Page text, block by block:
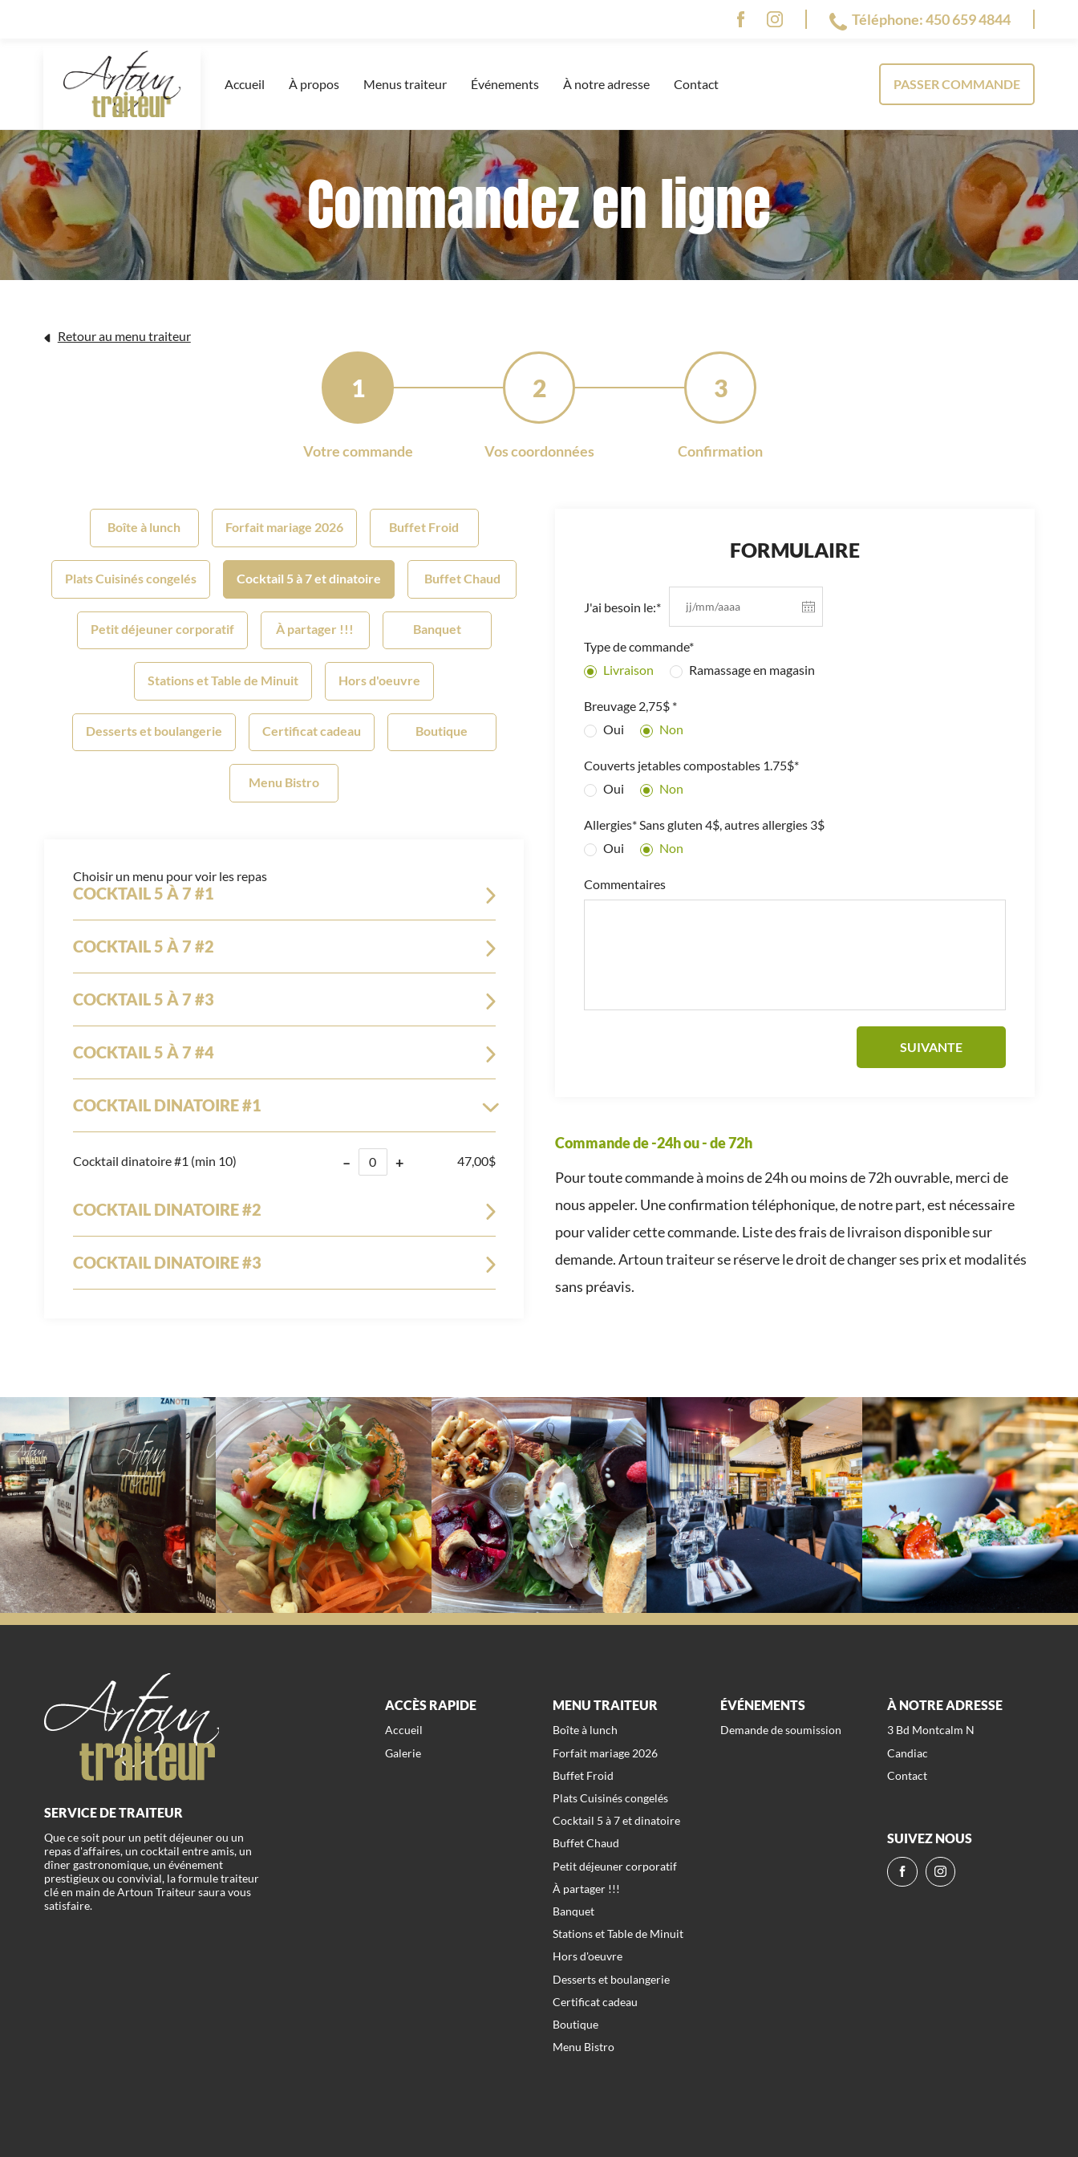
Téléphone:450 659 4844
Accueil À propos Menus traiteur Événements À notre adresse Contact PASSER COMMANDE
Commandez en ligne
Retour au menu traiteur
1
Votre commande
2
Vos coordonnées
3
Confirmation
Boîte à lunch Forfait mariage 2026 Buffet Froid
Plats Cuisinés congelés Cocktail 5 à 7 et dinatoire Buffet Chaud
Petit déjeuner corporatif À partager !!! Banquet
Stations et Table de Minuit Hors d'oeuvre
Desserts et boulangerie Certificat cadeau Boutique
Menu Bistro
Choisir un menu pour voir les repas
COCKTAIL 5 À 7 #1
COCKTAIL 5 À 7 #2
COCKTAIL 5 À 7 #3
COCKTAIL 5 À 7 #4
COCKTAIL DINATOIRE #1
Cocktail dinatoire #1 (min 10) – + 47,00$
COCKTAIL DINATOIRE #2
COCKTAIL DINATOIRE #3
FORMULAIRE
J'ai besoin le:*
Type de commande*
Livraison
Ramassage en magasin
Breuvage 2,75$ *
Oui
Non
Couverts jetables compostables 1.75$*
Oui
Non
Allergies* Sans gluten 4$, autres allergies 3$
Oui
Non
Commentaires
SUIVANTE
Commande de -24h ou - de 72h
Pour toute commande à moins de 24h ou moins de 72h ouvrable, merci de
nous appeler. Une confirmation téléphonique, de notre part, est nécessaire
pour valider cette commande. Liste des frais de livraison disponible sur
demande. Artoun traiteur se réserve le droit de changer ses prix et modalités
sans préavis.
SERVICE DE TRAITEUR
Que ce soit pour un petit déjeuner ou un
repas d'affaires, un cocktail entre amis, un
dîner gastronomique, un événement
prestigieux ou convivial, la formule traiteur
clé en main de Artoun Traiteur saura vous
satisfaire.
ACCÈS RAPIDE
Accueil
Galerie
MENU TRAITEUR
Boîte à lunch
Forfait mariage 2026
Buffet Froid
Plats Cuisinés congelés
Cocktail 5 à 7 et dinatoire
Buffet Chaud
Petit déjeuner corporatif
À partager !!!
Banquet
Stations et Table de Minuit
Hors d'oeuvre
Desserts et boulangerie
Certificat cadeau
Boutique
Menu Bistro
ÉVÉNEMENTS
Demande de soumission
À NOTRE ADRESSE
3 Bd Montcalm N
Candiac
Contact
SUIVEZ NOUS